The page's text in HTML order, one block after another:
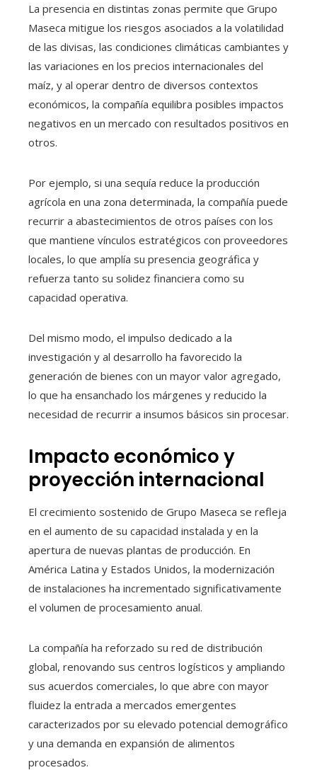
La presencia en distintas zonas permite que Grupo
Maseca mitigue los riesgos asociados a la volatilidad
de las divisas, las condiciones climáticas cambiantes y
las variaciones en los precios internacionales del
maíz, y al operar dentro de diversos contextos
económicos, la compañía equilibra posibles impactos
negativos en un mercado con resultados positivos en
otros.
Por ejemplo, si una sequía reduce la producción
agrícola en una zona determinada, la compañía puede
recurrir a abastecimientos de otros países con los
que mantiene vínculos estratégicos con proveedores
locales, lo que amplía su presencia geográfica y
refuerza tanto su solidez financiera como su
capacidad operativa.
Del mismo modo, el impulso dedicado a la
investigación y al desarrollo ha favorecido la
generación de bienes con un mayor valor agregado,
lo que ha ensanchado los márgenes y reducido la
necesidad de recurrir a insumos básicos sin procesar.
Impacto económico y
proyección internacional
El crecimiento sostenido de Grupo Maseca se refleja
en el aumento de su capacidad instalada y en la
apertura de nuevas plantas de producción. En
América Latina y Estados Unidos, la modernización
de instalaciones ha incrementado significativamente
el volumen de procesamiento anual.
La compañía ha reforzado su red de distribución
global, renovando sus centros logísticos y ampliando
sus acuerdos comerciales, lo que abre con mayor
fluidez la entrada a mercados emergentes
caracterizados por su elevado potencial demográfico
y una demanda en expansión de alimentos
procesados.